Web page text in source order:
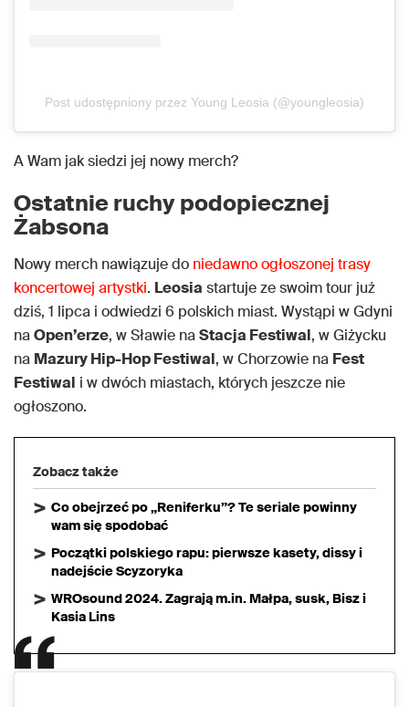
Post udostępniony przez Young Leosia (@youngleosia)
A Wam jak siedzi jej nowy merch?
Ostatnie ruchy podopiecznej
Żabsona
Nowy merch nawiązuje do niedawno ogłoszonej trasy
koncertowej artystki. Leosia startuje ze swoim tour już
dziś, 1 lipca i odwiedzi 6 polskich miast. Wystąpi w Gdyni
naOpen’erze, w Sławie naStacja Festiwal, w Giżycku
na Mazury Hip-Hop Festiwal, w Chorzowie na Fest
Festiwal i w dwóch miastach, których jeszcze nie
ogłoszono.
Zobacz także
Co obejrzeć po „Reniferku”? Te seriale powinny
wam się spodobać
Początki polskiego rapu: pierwsze kasety, dissy i
nadejście Scyzoryka
WROsound 2024. Zagrają m.in. Małpa, susk, Bisz i
Kasia Lins